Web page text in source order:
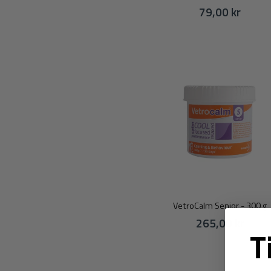
79,00 kr
VetroCalm Senior - 300 g
265,00 kr